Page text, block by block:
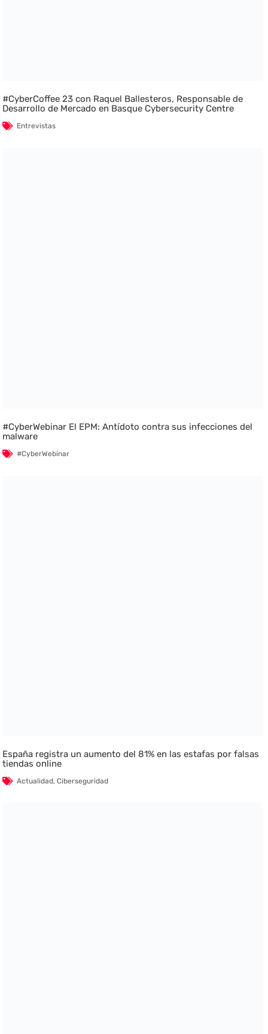
#CyberCoffee 23 con Raquel Ballesteros, Responsable de
Desarrollo de Mercado en Basque Cybersecurity Centre
Entrevistas
#CyberWebinar El EPM: Antídoto contra sus infecciones del
malware
#CyberWebinar
España registra un aumento del 81% en las estafas por falsas
tiendas online
Actualidad,Ciberseguridad